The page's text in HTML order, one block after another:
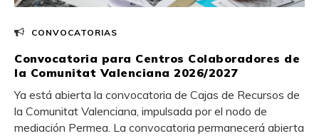
CONVOCATORIAS
Convocatoria para Centros Colaboradores de
la Comunitat Valenciana 2026/2027
Ya está abierta la convocatoria de Cajas de Recursos de
la Comunitat Valenciana, impulsada por el nodo de
mediación Permea. La convocatoria permanecerá abierta